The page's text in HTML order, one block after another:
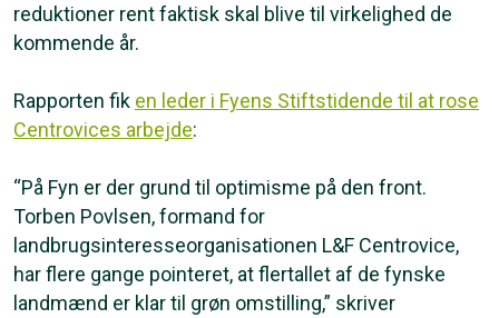
reduktioner rent faktisk skal blive til virkelighed de
kommende år.
Rapporten fik en leder i Fyens Stiftstidende til at rose
Centrovices arbejde:
“På Fyn er der grund til optimisme på den front.
Torben Povlsen, formand for
landbrugsinteresseorganisationen L&F Centrovice,
har flere gange pointeret, at flertallet af de fynske
landmænd er klar til grøn omstilling,” skriver